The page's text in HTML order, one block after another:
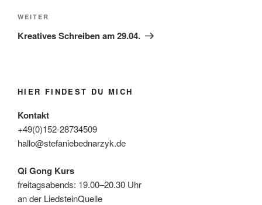
Nächster
Beitrag
WEITER
Kreatives Schreiben am 29.04.
HIER FINDEST DU MICH
Kontakt
+49(0)152-28734509
hallo@stefaniebednarzyk.de
Qi Gong Kurs
freitagsabends: 19.00–20.30 Uhr
an der LiedsteinQuelle